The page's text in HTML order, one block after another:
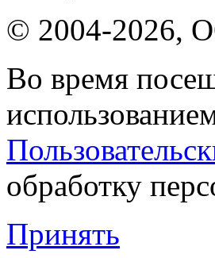
© 2004-2026,
Во время
обработку
Принять